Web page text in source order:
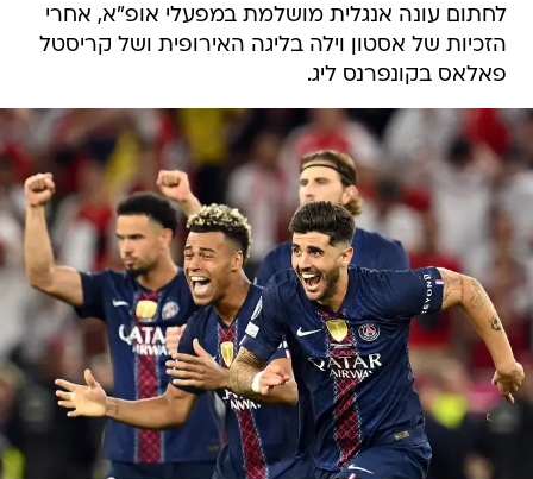
לחתום עונה אנגלית מושלמת במפעלי אופ"א, אחרי
הזכיות של אסטון וילה בליגה האירופית ושל קריסטל
פאלאס בקונפרנס ליג.